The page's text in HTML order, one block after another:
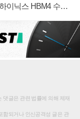
이닉스 HBM4 수율
댓글은 관련 법률에 의해 제재
함되거나 인신공격성 글은 관